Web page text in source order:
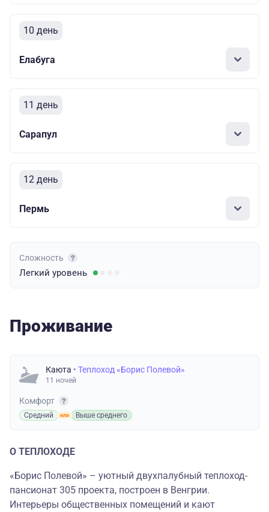
10 день
Елабуга
11 день
Сарапул
12 день
Пермь
Сложность
Легкий уровень
Проживание
Каюта • Теплоход «Борис Полевой»
11 ночей
Комфорт
Средний Выше среднего
О ТЕПЛОХОДЕ
«Борис Полевой» – уютный двухпалубный теплоход-
пансионат 305 проекта, построен в Венгрии.
Интерьеры общественных помещений и кают